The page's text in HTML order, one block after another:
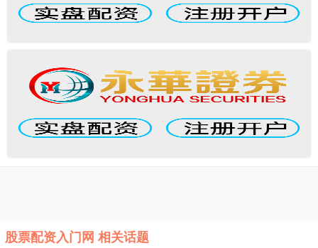
股票配资入门网 相关话题